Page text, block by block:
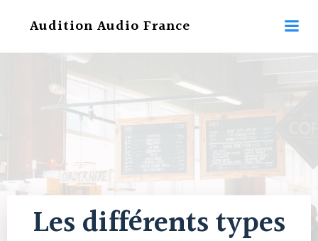
au
Audition Audio France
Les différents types